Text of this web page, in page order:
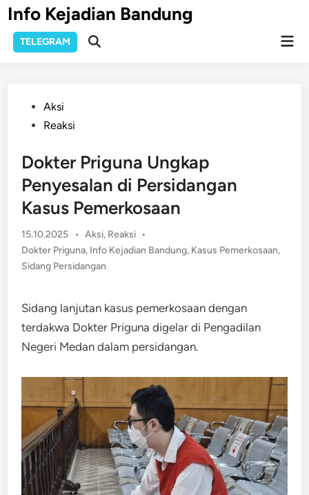
Skip
to
content
Info Kejadian Bandung
TELEGRAM
Open
PostedAksi
Reaksi
Dokter Priguna Ungkap
Penyesalan di Persidangan
Kasus Pemerkosaan
15.10.2025 • Posted
in
Aksi, Reaksi •
Dokter Priguna, Info Kejadian Bandung, Kasus Pemerkosaan,
Sidang Persidangan
Sidang lanjutan kasus pemerkosaan dengan
terdakwa Dokter Priguna digelar di Pengadilan
Negeri Medan dalam persidangan.